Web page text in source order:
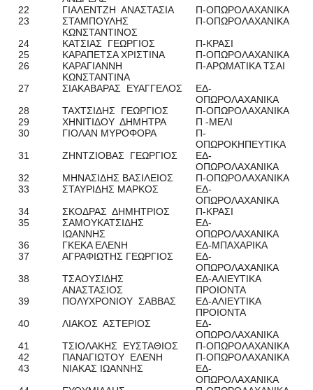
22
ΓΙΑΛΕΝΤΖΗ ΑΝΑΣΤΑΣΙΑ
Π-ΟΠΩΡΟΛΑΧΑΝΙΚΑ
23
ΣΤΑΜΠΟΥΛΗΣ
ΚΩΝΣΤΑΝΤΙΝΟΣ
Π-ΟΠΩΡΟΛΑΧΑΝΙΚΑ
24
ΚΑΤΣΙΑΣ ΓΕΩΡΓΙΟΣ
Π-ΚΡΑΣΙ
25
ΚΑΡΑΠΕΤΣΑ ΧΡΙΣΤΙΝΑ
Π-ΟΠΩΡΟΛΑΧΑΝΙΚΑ
26
ΚΑΡΑΓΙΑΝΝΗ
ΚΩΝΣΤΑΝΤΙΝΑ
Π-ΑΡΩΜΑΤΙΚΑ ΤΣΑΙ
27
ΣΙΑΚΑΒΑΡΑΣ ΕΥΑΓΓΕΛΟΣ
ΕΔ-
ΟΠΩΡΟΛΑΧΑΝΙΚΑ
28
ΤΑΧΤΣΙΔΗΣ ΓΕΩΡΓΙΟΣ
Π-ΟΠΩΡΟΛΑΧΑΝΙΚΑ
29
ΧΗΝΙΤΙΔΟΥ ΔΗΜΗΤΡΑ
Π -ΜΕΛΙ
30
ΓΙΟΛΑΝ ΜΥΡΟΦΟΡΑ
Π-
ΟΠΩΡΟΚΗΠΕΥΤΙΚΑ
31
ΖΗΝΤΖΙΟΒΑΣ ΓΕΩΡΓΙΟΣ
ΕΔ-
ΟΠΩΡΟΛΑΧΑΝΙΚΑ
32
ΜΗΝΑΣΙΔΗΣ ΒΑΣΙΛΕΙΟΣ
Π-ΟΠΩΡΟΛΑΧΑΝΙΚΑ
33
ΣΤΑΥΡΙΔΗΣ ΜΑΡΚΟΣ
ΕΔ-
ΟΠΩΡΟΛΑΧΑΝΙΚΑ
34
ΣΚΟΔΡΑΣ ΔΗΜΗΤΡΙΟΣ
Π-ΚΡΑΣΙ
35
ΣΑΜΟΥΚΑΤΣΙΔΗΣ
ΙΩΑΝΝΗΣ
ΕΔ-
ΟΠΩΡΟΛΑΧΑΝΙΚΑ
36
ΓΚΕΚΑ ΕΛΕΝΗ
ΕΔ-ΜΠΑΧΑΡΙΚΑ
37
ΑΓΡΑΦΙΩΤΗΣ ΓΕΩΡΓΙΟΣ
ΕΔ-
ΟΠΩΡΟΛΑΧΑΝΙΚΑ
38
ΤΣΑΟΥΣΙΔΗΣ
ΑΝΑΣΤΑΣΙΟΣ
ΕΔ-ΑΛΙΕΥΤΙΚΑ
ΠΡΟΙΟΝΤΑ
39
ΠΟΛΥΧΡΟΝΙΟΥ ΣΑΒΒΑΣ
ΕΔ-ΑΛΙΕΥΤΙΚΑ
ΠΡΟΙΟΝΤΑ
40
ΛΙΑΚΟΣ ΑΣΤΕΡΙΟΣ
ΕΔ-
ΟΠΩΡΟΛΑΧΑΝΙΚΑ
41
ΤΣΙΟΛΑΚΗΣ ΕΥΣΤΑΘΙΟΣ
Π-ΟΠΩΡΟΛΑΧΑΝΙΚΑ
42
ΠΑΝΑΓΙΩΤΟΥ ΕΛΕΝΗ
Π-ΟΠΩΡΟΛΑΧΑΝΙΚΑ
43
ΝΙΑΚΑΣ ΙΩΑΝΝΗΣ
ΕΔ-
ΟΠΩΡΟΛΑΧΑΝΙΚΑ